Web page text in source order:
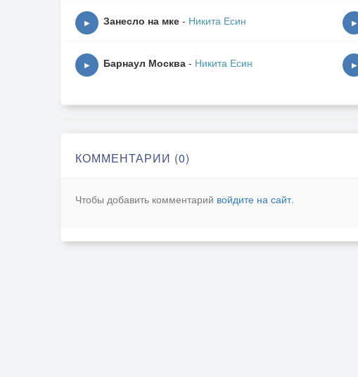
▶ Занесло на мке - Никита Есин ▶
▶ Барнаул Москва - Никита Есин ▶
КОММЕНТАРИИ (0)
Чтобы добавить комментарий войдите на сайт.